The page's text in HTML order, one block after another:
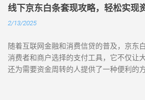
一些最新的京东白条套现方法，以及在
让大家能够更加轻松地应对这一需求，但
的风险和注意事项。 京东白条的使用范围
并不需要这些商品，而是希望将自己的京
金。在过去，很多人通过一些第三方平台
来实现京东白条的套现。2025年，随着互
法已经无法再有效实施。因此，更新的套
线下京东白条套现攻略，轻松实现
2/13/2025
随着互联网金融和消费信贷的普及，京东
消费者和商户选择的支付工具，它不仅让
还为需要资金周转的人提供了一种便利的
助急需资金的人轻松度过资金周转的难关